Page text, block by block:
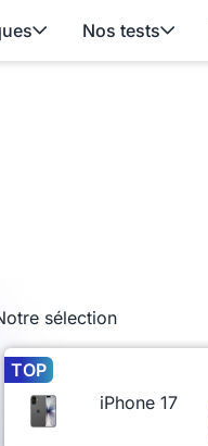
Nos tests
sélection
TOP
iPhone 17